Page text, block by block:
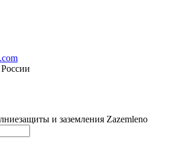
и заземления Zazemleno